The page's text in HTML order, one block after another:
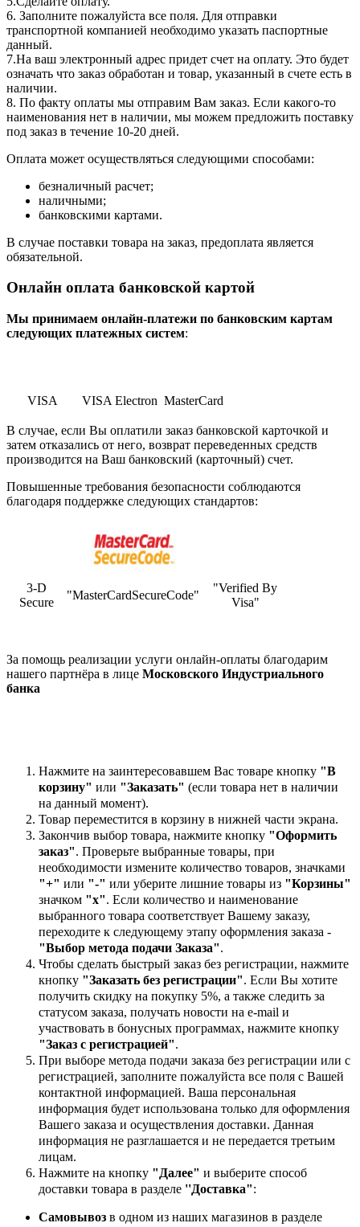
6. Заполните пожалуйста все поля. Для отправки
транспортной компанией необходимо указать паспортные
данный.
7.На ваш электронный адрес придет счет на оплату. Это будет
означать что заказ обработан и товар, указанный в счете есть в
наличии.
8. По факту оплаты мы отправим Вам заказ. Если какого-то
наименования нет в наличии, мы можем предложить поставку
под заказ в течение 10-20 дней.
Оплата может осуществляться следующими способами:
безналичный расчет;
наличными;
банковскими картами.
В случае поставки товара на заказ, предоплата является
обязательной.
Онлайн оплата банковской картой
Мы принимаем онлайн-платежи по банковским картам
cледующих платежных систем:
VISA VISA Electron MasterCard
В случае, если Вы оплатили заказ банковской карточкой и
затем отказались от него, возврат переведенных средств
производится на Ваш банковский (карточный) счет.
Повышенные требования безопасности соблюдаются
благодаря поддержке следующих стандартов:
3-D
Secure
"MasterCardSecureCode"
"Verified By
Visa"
За помощь реализации услуги онлайн-оплаты благодарим
нашего партнёра в лице Московского Индустриального
банка
Нажмите на заинтересовавшем Вас товаре кнопку "В
корзину" или "Заказать" (если товара нет в наличии
на данный момент).
Товар переместится в корзину в нижней части экрана.
Закончив выбор товара, нажмите кнопку "Оформить
заказ". Проверьте выбранные товары, при
необходимости измените количество товаров, значками
"+" или "-" или уберите лишние товары из "Корзины"
значком "х". Если количество и наименование
выбранного товара соответствует Вашему заказу,
переходите к следующему этапу оформления заказа -
"Выбор метода подачи Заказа".
Чтобы сделать быстрый заказ без регистрации, нажмите
кнопку "Заказать без регистрации". Если Вы хотите
получить скидку на покупку 5%, а также следить за
статусом заказа, получать новости на e-mail и
участвовать в бонусных программах, нажмите кнопку
"Заказ с регистрацией".
При выборе метода подачи заказа без регистрации или с
регистрацией, заполните пожалуйста все поля с Вашей
контактной информацией. Ваша персональная
информация будет использована только для оформления
Вашего заказа и осуществления доставки. Данная
информация не разглашается и не передается третьим
лицам.
Нажмите на кнопку "Далее" и выберите способ
доставки товара в разделе ''Доставка":
Самовывоз в одном из наших магазинов в разделе